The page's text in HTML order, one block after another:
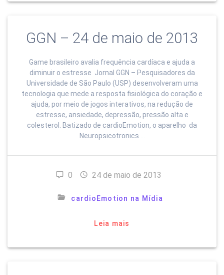
GGN – 24 de maio de 2013
Game brasileiro avalia frequência cardíaca e ajuda a
diminuir o estresse Jornal GGN – Pesquisadores da
Universidade de São Paulo (USP) desenvolveram uma
tecnologia que mede a resposta fisiológica do coração e
ajuda, por meio de jogos interativos, na redução de
estresse, ansiedade, depressão, pressão alta e
colesterol. Batizado de cardioEmotion, o aparelho da
Neuropsicotronics …
0 24 de maio de 2013
cardioEmotion na Mídia
Leia mais